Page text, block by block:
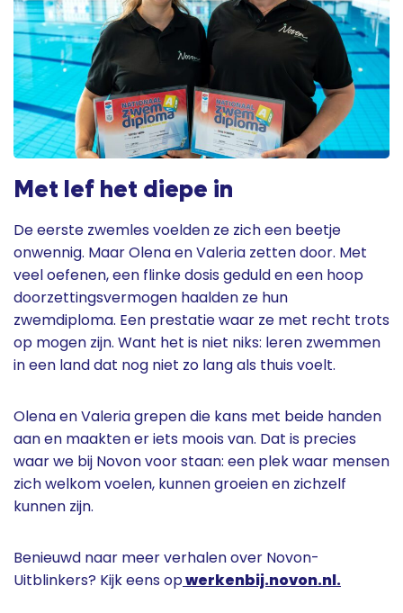
Met lef het diepe in
De eerste zwemles voelden ze zich een beetje
onwennig. Maar Olena en Valeria zetten door. Met
veel oefenen, een flinke dosis geduld en een hoop
doorzettingsvermogen haalden ze hun
zwemdiploma. Een prestatie waar ze met recht trots
op mogen zijn. Want het is niet niks: leren zwemmen
in een land dat nog niet zo lang als thuis voelt.
Olena en Valeria grepen die kans met beide handen
aan en maakten er iets moois van. Dat is precies
waar we bij Novon voor staan: een plek waar mensen
zich welkom voelen, kunnen groeien en zichzelf
kunnen zijn.
Benieuwd naar meer verhalen over Novon-
Uitblinkers? Kijk eens opwerkenbij.novon.nl.